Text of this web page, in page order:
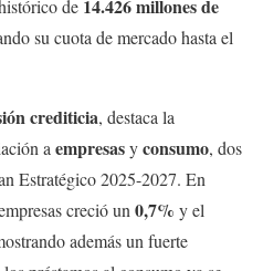
de 14.426 millones de
su cuota de mercado hasta el
crediticia, destaca la
a empresasyconsumo, dos
Estratégico 2025-2027. En
creció un 0,7% y el
además un fuerte